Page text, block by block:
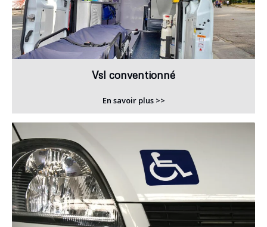
Vsl conventionné
En savoir plus >>